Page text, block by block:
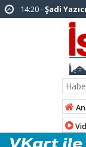
12:12 -AK
başkanlarından İl
Tuzla
Bingöl’den İBB’ye
İstanbul
“Gök Kubbe’de,
İstanbul Emniyeti
19:26 -